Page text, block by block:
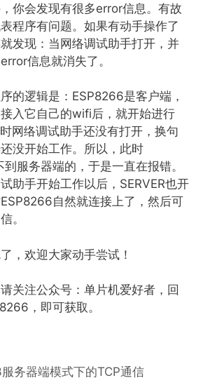
你会发现有很多error信息。有故
程序有问题。如果有动手操作了
发现：当网络调试助手打开，并
信息就消失了。
的逻辑是：ESP8266是客户端，
入它自己的wifi后，就开始进行
网络调试助手还没有打开，换句
没开始工作。所以，此时
服务器端的，于是一直在报错。
助手开始工作以后，SERVER也开
自然就连接上了，然后可
。
，欢迎大家动手尝试！
关注公众号：单片机爱好者，回
，即可获取。
务器端模式下的TCP通信